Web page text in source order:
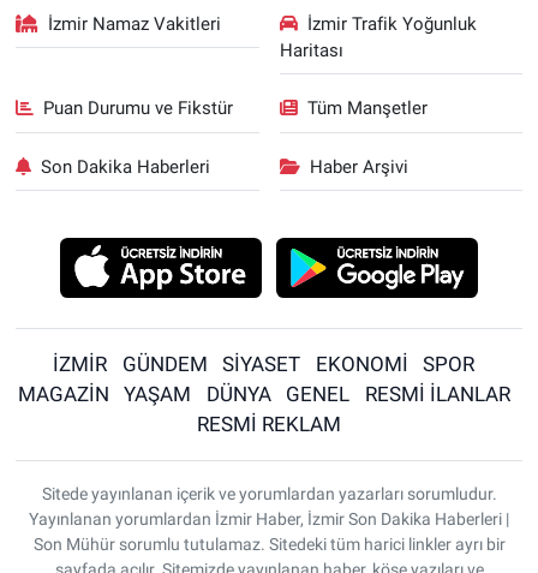
İzmir Namaz Vakitleri
İzmir Trafik Yoğunluk
Haritası
Puan Durumu ve Fikstür Tüm Manşetler
Son Dakika Haberleri Haber Arşivi
İZMİR GÜNDEM SİYASET EKONOMİ
SPOR
MAGAZİN
YAŞAM DÜNYA GENEL
RESMİ İLANLAR
RESMİ REKLAM
Sitede yayınlanan içerik ve yorumlardan yazarları sorumludur.
Yayınlanan yorumlardan İzmir Haber, İzmir Son Dakika Haberleri |
Son Mühür sorumlu tutulamaz. Sitedeki tüm harici linkler ayrı bir